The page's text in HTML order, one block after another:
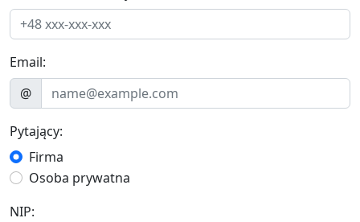
Email:
@
Pytający:
Firma
Osoba prywatna
NIP: